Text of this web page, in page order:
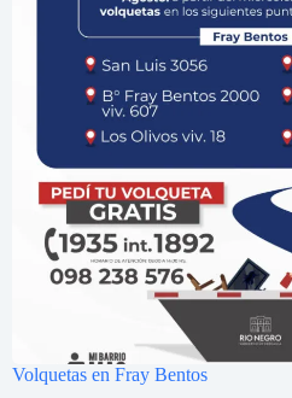
Volquetas en Fray Bentos